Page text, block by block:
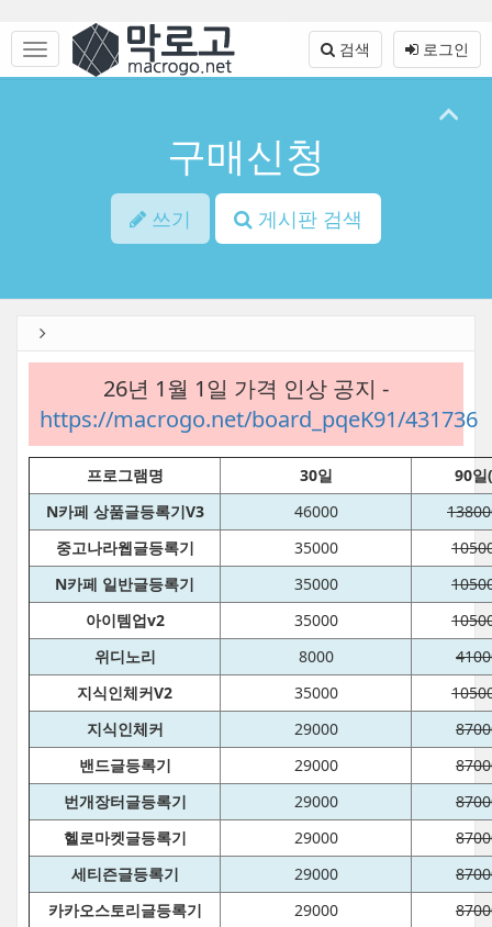
문
로
메
토
로그인
검색
구매신청
쓰기 게시판 검색
26년 1월 1일 가격 인상 공지 -
https://macrogo.net/board_pqeK91/431736
프로그램명 30일
90일
N카페 상품글등록기V3
46000
중고나라웹글등록기
35000
N카페 일반글등록기
35000
아이템업v2
35000
위디노리
8000
지식인체커V2
35000
지식인체커
29000
밴드글등록기
29000
번개장터글등록기
29000
헬로마켓글등록기
29000
세티즌글등록기
29000
카카오스토리글등록기
29000